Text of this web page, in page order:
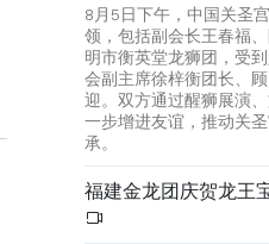
8月5日下午，中国关圣
领，包括副会长王春福
明市衡英堂龙狮团，受
会副主席徐梓衡团长、
迎。双方通过醒狮展演
一步增进友谊，推动关
承。
福建金龙团庆贺龙王